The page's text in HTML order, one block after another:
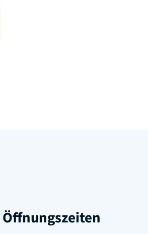
Öffnungszeiten